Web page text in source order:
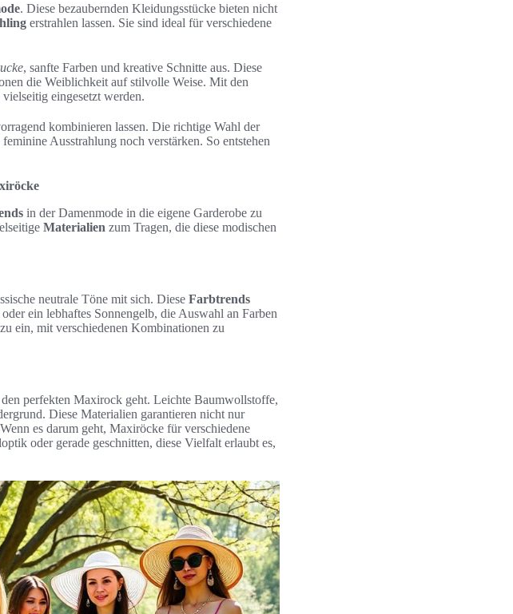
. Diese bezaubernden Kleidungsstücke bieten nicht
erstrahlen lassen. Sie sind ideal für verschiedene
, sanfte Farben und kreative Schnitte aus. Diese
die Weiblichkeit auf stilvolle Weise. Mit den
vielseitig eingesetzt werden.
kombinieren lassen. Die richtige Wahl der
Ausstrahlung noch verstärken. So entstehen
in der Damenmode in die eigene Garderobe zu
Materialien zum Tragen, die diese modischen
neutrale Töne mit sich. Diese Farbtrends
ein lebhaftes Sonnengelb, die Auswahl an Farben
ein, mit verschiedenen Kombinationen zu
perfekten Maxirock geht. Leichte Baumwollstoffe,
Diese Materialien garantieren nicht nur
es darum geht, Maxiröcke für verschiedene
oder gerade geschnitten, diese Vielfalt erlaubt es,